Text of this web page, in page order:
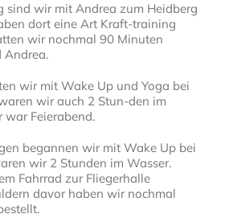
wir mit Andrea zum Heidberg
dort eine Art Kraft-training
wir nochmal 90 Minuten
Andrea.
wir mit Wake Up und Yoga bei
wir auch 2 Stun-den im
war Feierabend.
begannen wir mit Wake Up bei
wir 2 Stunden im Wasser.
Fahrrad zur Fliegerhalle
davor haben wir nochmal